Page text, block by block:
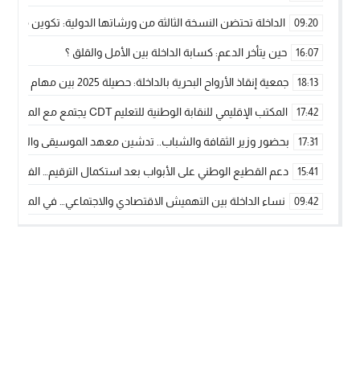
09:20 الداخلة تحتضن النسخة الثالثة من ورشاتها الدولية: تكوين
16:07 حين يتأخر الدعم: كسابة الداخلة بين الأمل والقلق ؟
18:13 جمعية إنقاذ الأرواح البحرية بالداخلة: حصيلة 2025 بين مهام الإنقاذ ومشروع “دار البحار”
17:42 المكتب الإقليمي للنقابة الوطنية للتعليم CDT يجتمع مع المدير الإقليمي لمناقشة ملفات جوهرية لنساء ورجال التعليم
17:31 بحضور وزير الثقافة والشباب.. تدشين معهد الموسيقى والفنون
15:41 دعم القطيع الوطني على الأبواب بعد استكمال الترقيم…
09:42 نساء الداخلة بين التهميش الاقتصادي والاجتماعي… في المؤسسات